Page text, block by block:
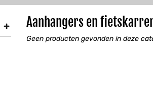
+ Aanhangers en
Geen producten gevonden in deze